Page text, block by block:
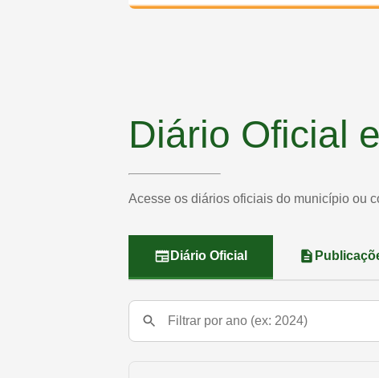
Diário Oficial
Acesse os diários oficiais do município ou
Diário Oficial